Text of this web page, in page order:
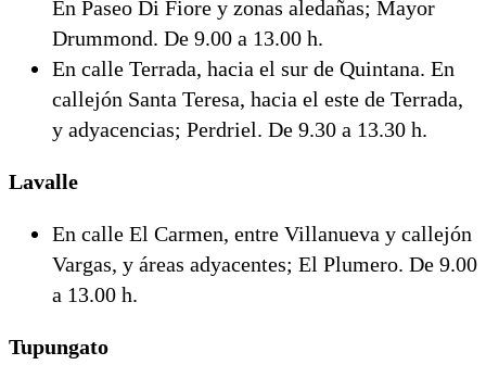
En Paseo Di Fiore y zonas aledañas; Mayor
Drummond. De 9.00 a 13.00 h.
En calle Terrada, hacia el sur de Quintana. En
callejón Santa Teresa, hacia el este de Terrada,
y adyacencias; Perdriel. De 9.30 a 13.30 h.
Lavalle
En calle El Carmen, entre Villanueva y callejón
Vargas, y áreas adyacentes; El Plumero. De 9.00
a 13.00 h.
Tupungato